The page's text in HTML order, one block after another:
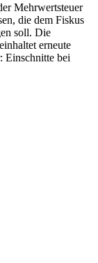
Mehrwertsteuer
die dem Fiskus
soll. Die
erneute
Einschnitte bei